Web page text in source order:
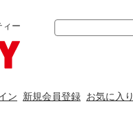
ー
ン 新規会員登録 お気に入り